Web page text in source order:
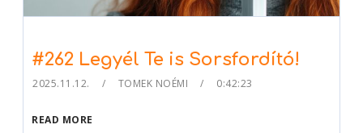
#262 Legyél Te is Sorsfordító!
2025.11.12. TOMEK NOÉMI 0:42:23
READ MORE